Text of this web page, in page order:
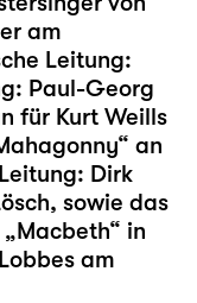
am
Leitung:
Paul-Georg
für Kurt Weills
an
Dirk
sowie das
in
am